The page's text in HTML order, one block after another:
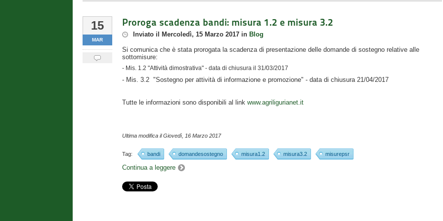
15
MAR
Proroga scadenza bandi: misura 1.2 e misura 3.2
Inviato il Mercoledì, 15 Marzo 2017 in Blog
Si comunica che è stata prorogata la scadenza di presentazione delle domande di sostegno relative alle
sottomisure:
- Mis. 1.2 "Attività dimostrativa" - data di chiusura il 31/03/2017
- Mis. 3.2 "Sostegno per attività di informazione e promozione" - data di chiusura 21/04/2017
Tutte le informazioni sono disponibili al link www.agriligurianet.it
Ultima modifica ilGiovedì, 16 Marzo 2017
Tag: bandi domandesostegno misura1.2 misura3.2 misurepsr
Continua a leggere